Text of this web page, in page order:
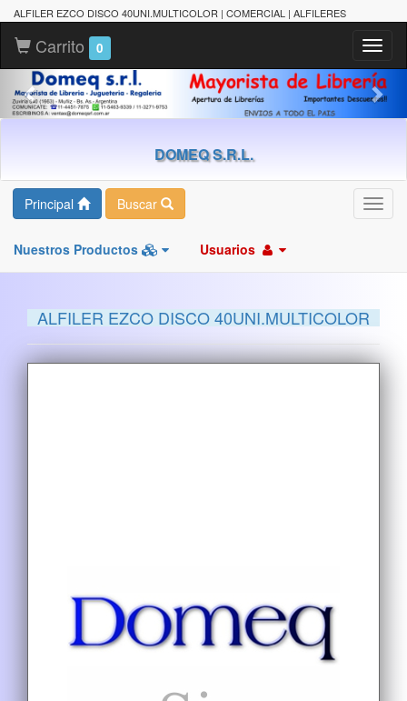
ALFILER EZCO DISCO 40UNI.MULTICOLOR | COMERCIAL | ALFILERES
Carrito 0
DOMEQ S.R.L.
Principal Buscar
Nuestros Productos Usuarios
ALFILER EZCO DISCO 40UNI.MULTICOLOR